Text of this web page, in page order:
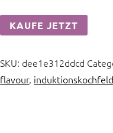
KAUFE JETZT
SKU: dee1e312ddcd
flavour, induktionskochfeld